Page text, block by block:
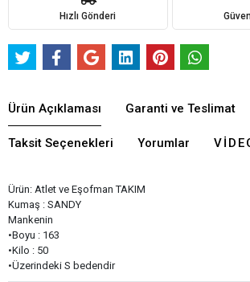
Hızlı Gönderi
Ürün Açıklaması Garanti ve Teslimat
Taksit Seçenekleri Yorumlar
Ürün: Atlet ve Eşofman TAKIM
Kumaş : SANDY
Mankenin
•Boyu : 163
•Kilo : 50
•Üzerindeki S bedendir